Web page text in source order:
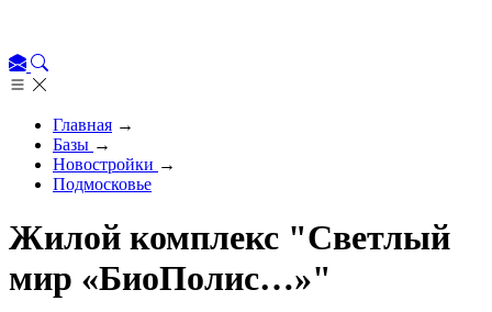
Главная →
Базы →
Новостройки →
Подмосковье
Жилой комплекс "Светлый
мир «БиоПолис…»"